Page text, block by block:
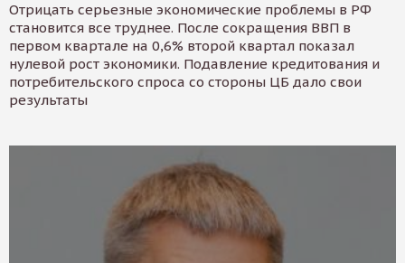
Отрицать серьезные экономические проблемы в РФ
становится все труднее. После сокращения ВВП в
первом квартале на 0,6% второй квартал показал
нулевой рост экономики. Подавление кредитования и
потребительского спроса со стороны ЦБ дало свои
результаты